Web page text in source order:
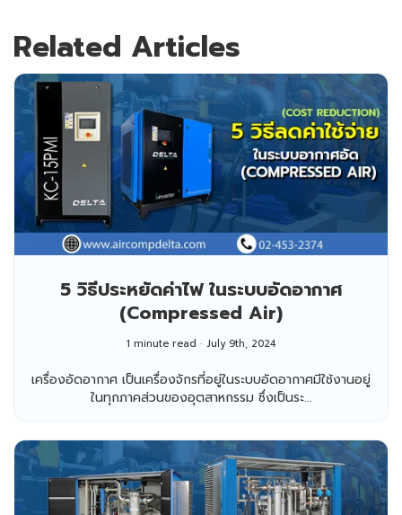
Related Articles
5 วิธีประหยัดค่าไฟ ในระบบอัดอากาศ
(Compressed Air)
1 minute read July 9th, 2024
เครื่องอัดอากาศ เป็นเครื่องจักรที่อยู่ในระบบอัดอากาศมีใช้งานอยู่
ในทุกภาคส่วนของอุตสาหกรรม ซึ่งเป็นระ...